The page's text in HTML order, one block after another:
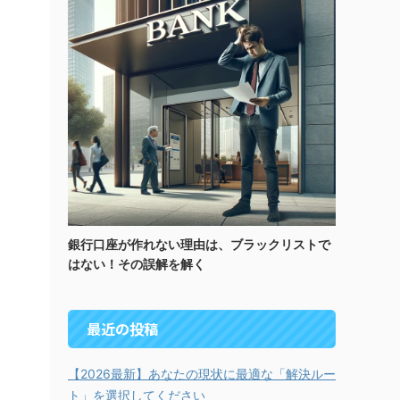
銀行口座が作れない理由は、ブラックリストで
はない！その誤解を解く
最近の投稿
【2026最新】あなたの現状に最適な「解決ルー
ト」を選択してください